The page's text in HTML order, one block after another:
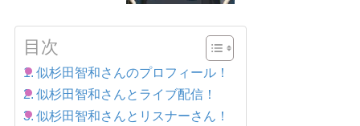
目次
似杉田智和さんのプロフィール！
似杉田智和さんとライブ配信！
似杉田智和さんとリスナーさん！